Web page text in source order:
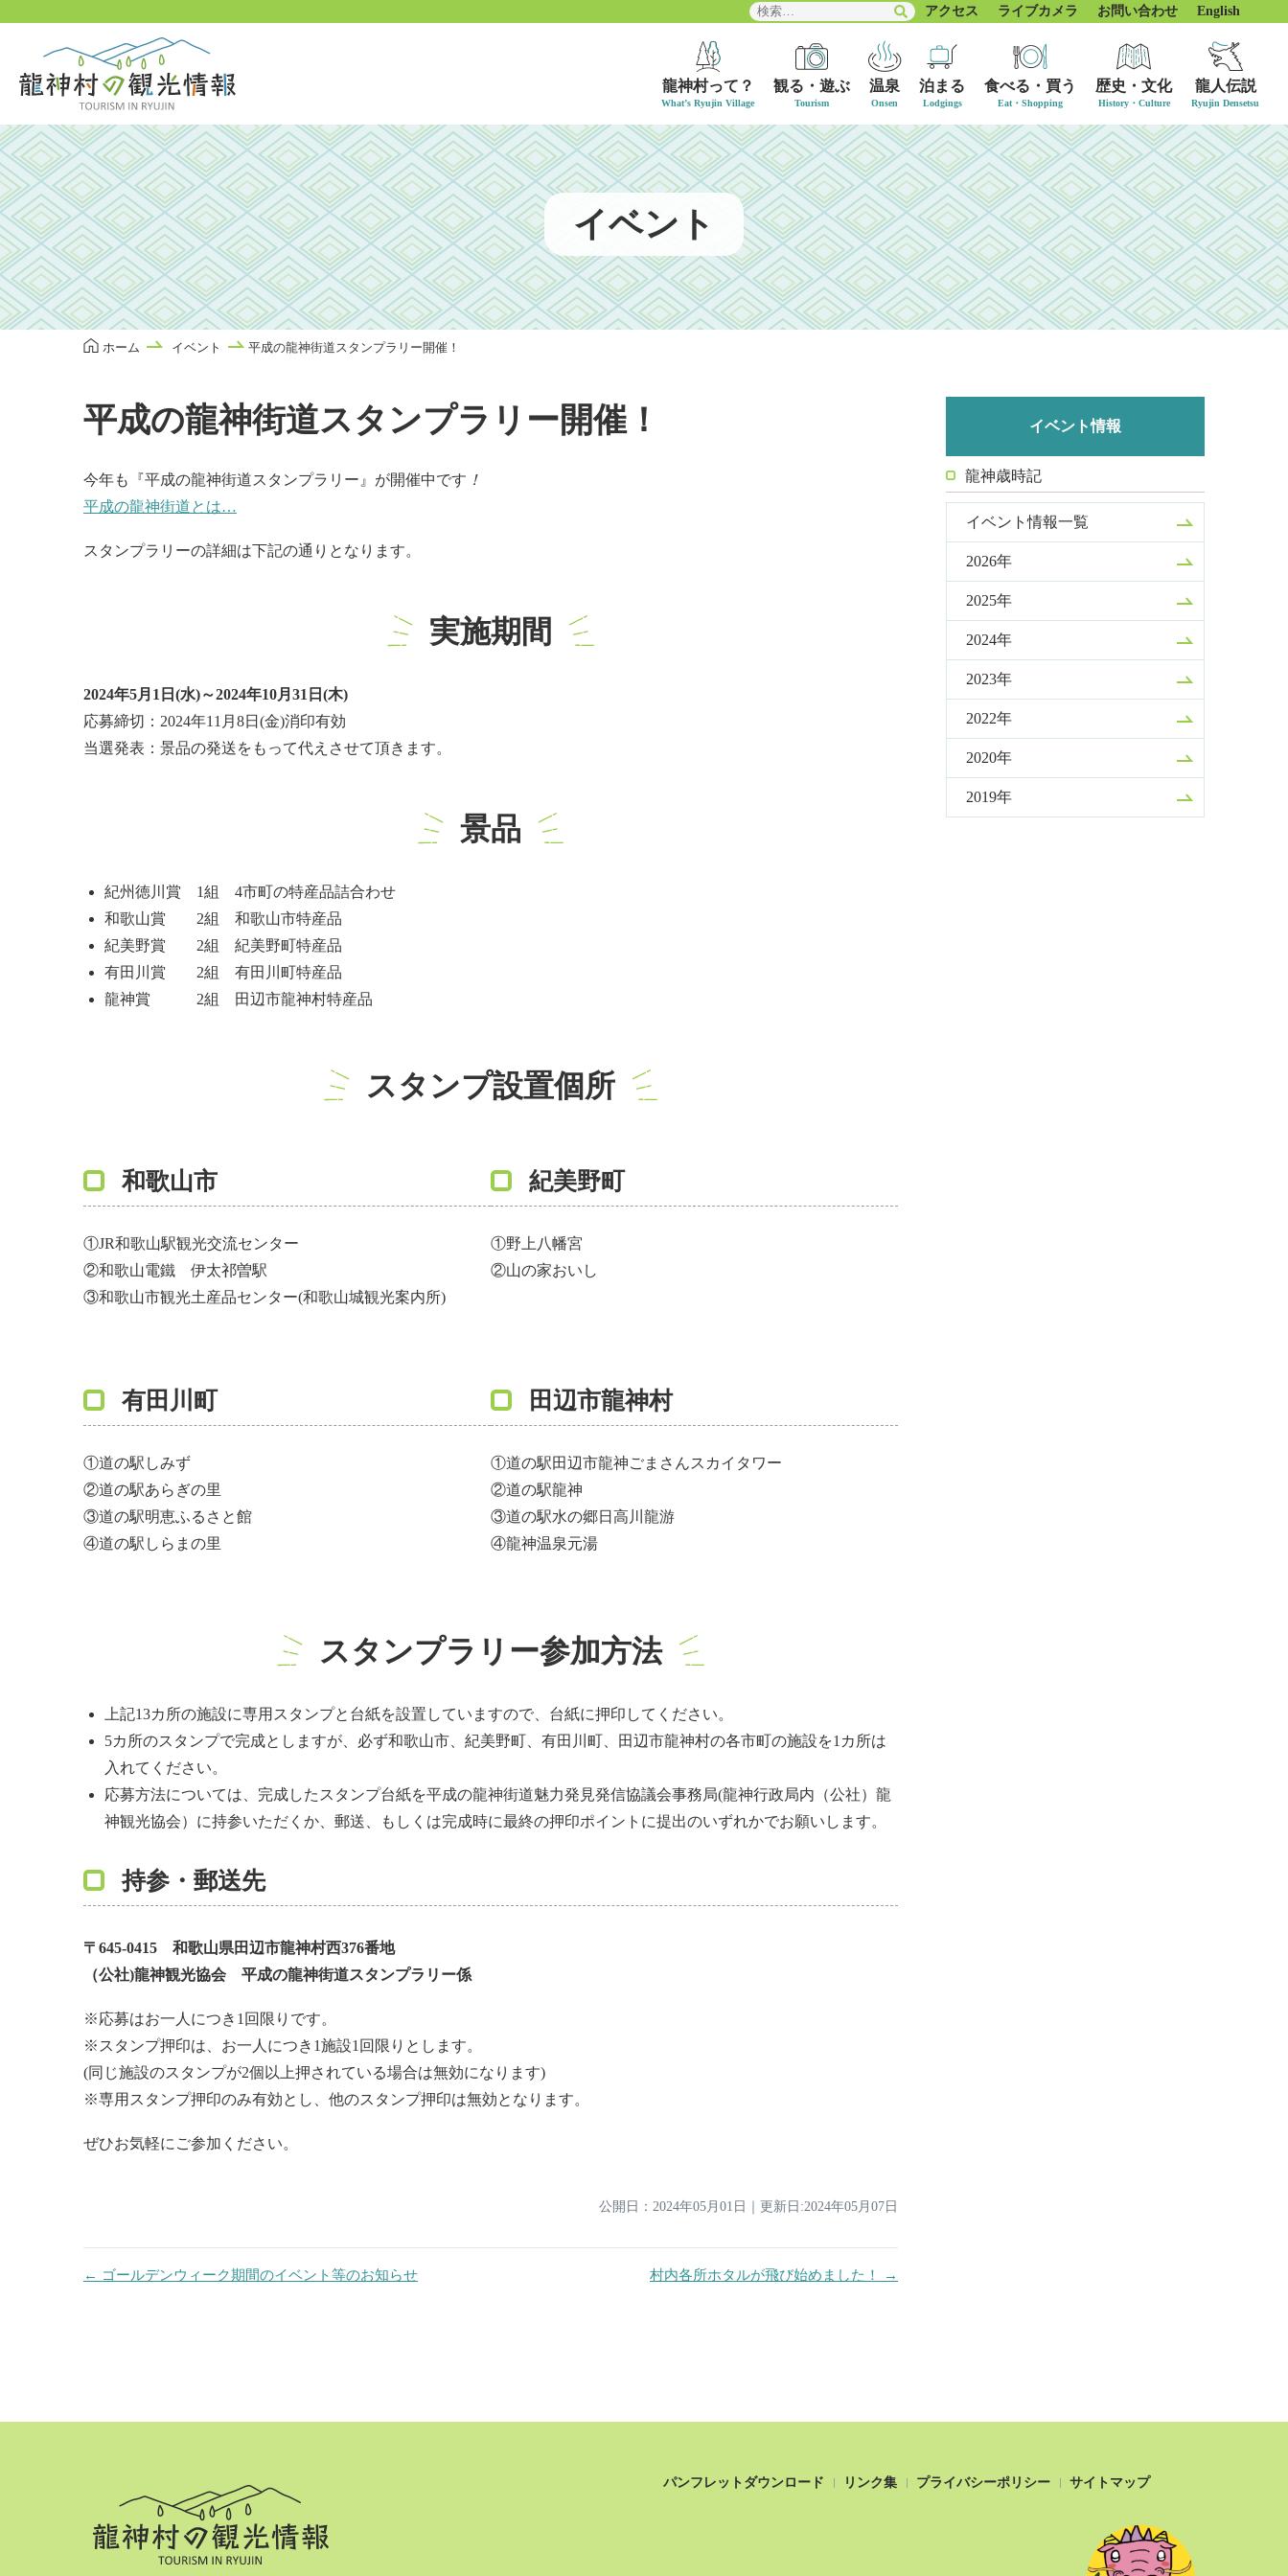
ッ
プ
龍神村って？ 観る・遊ぶ 温泉 泊まる 食べる・買う 歴史・文化 龍人伝説
検
アクセス ライブカメラ お問い合わせ English
イベント
ホーム イベント 平成の龍神街道スタンプラリー開催！
平成の龍神街道スタンプラリー開催！
今年も『平成の龍神街道スタンプラリー』が開催中です ！
平成の龍神街道とは…
スタンプラリーの詳細は下記の通りとなります。
実施期間
2024年5月1日(水)～2024年10月31日(木)
応募締切：2024年11月8日(金)消印有効
当選発表：景品の発送をもって代えさせて頂きます。
景品
紀州徳川賞 1組 4市町の特産品詰合わせ
和歌山賞 2組 和歌山市特産品
紀美野賞 2組 紀美野町特産品
有田川賞 2組 有田川町特産品
龍神賞 2組 田辺市龍神村特産品
スタンプ設置個所
和歌山市
①JR和歌山駅観光交流センター
②和歌山電鐵 伊太祁曽駅
③和歌山市観光土産品センター(和歌山城観光案内所)
紀美野町
①野上八幡宮
②山の家おいし
有田川町
①道の駅しみず
②道の駅あらぎの里
③道の駅明恵ふるさと館
④道の駅しらまの里
田辺市龍神村
①道の駅田辺市龍神ごまさんスカイタワー
②道の駅龍神
③道の駅水の郷日高川龍游
④龍神温泉元湯
スタンプラリー参加方法
上記13カ所の施設に専用スタンプと台紙を設置していますので、台紙に押印してください。
5カ所のスタンプで完成としますが、必ず和歌山市、紀美野町、有田川町、田辺市龍神村の各市町の施設を1カ所は
入れてください。
応募方法については、完成したスタンプ台紙を平成の龍神街道魅力発見発信協議会事務局(龍神行政局内（公社）龍
神観光協会）に持参いただくか、郵送、もしくは完成時に最終の押印ポイントに提出のいずれかでお願いします。
持参・郵送先
〒645-0415 和歌山県田辺市龍神村西376番地
（公社)龍神観光協会 平成の龍神街道スタンプラリー係
※応募はお一人につき1回限りです。
※スタンプ押印は、お一人につき1施設1回限りとします。
(同じ施設のスタンプが2個以上押されている場合は無効になります)
※専用スタンプ押印のみ有効とし、他のスタンプ押印は無効となります。
ぜひお気軽にご参加ください。
公開日： 2024年05月01日 更新日:2024年05月07日
投
稿
ン
← ゴールデンウィーク期間のイベント等のお知らせ 村内各所ホタルが飛び始めました！ →
イベント情報
龍神歳時記
イベント情報一覧
2026年
2025年
2024年
2023年
2022年
2020年
2019年
パンフレットダウンロード リンク集 プライバシーポリシー サイトマップ